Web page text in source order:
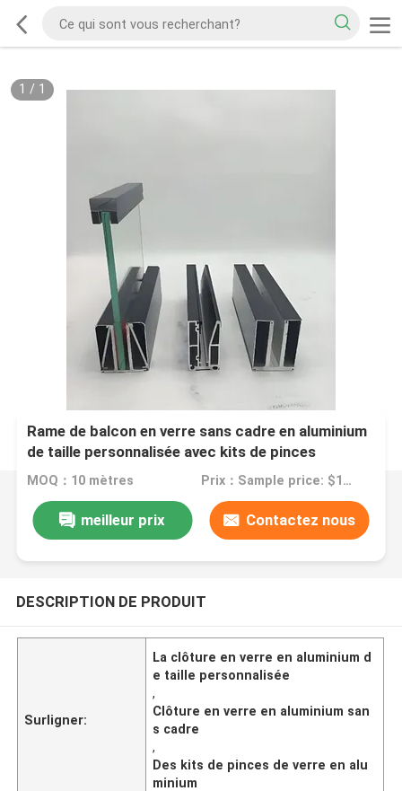
1 / 1
Rame de balcon en verre sans cadre en aluminium
de taille personnalisée avec kits de pinces
MOQ：10 mètres Prix：Sample price: $100.00/meter
meilleur prix Contactez nous
DESCRIPTION DE PRODUIT
Surligner:
La clôture en verre en aluminium d
e taille personnalisée
,
Clôture en verre en aluminium san
s cadre
,
Des kits de pinces de verre en alu
minium